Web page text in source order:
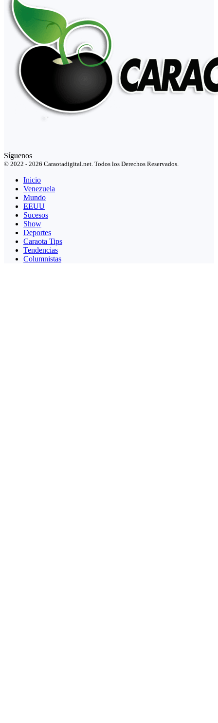
Síguenos
© 2022 - 2026 Caraotadigital.net. Todos los Derechos Reservados.
Inicio
Venezuela
Mundo
EEUU
Sucesos
Show
Deportes
Caraota Tips
Tendencias
Columnistas